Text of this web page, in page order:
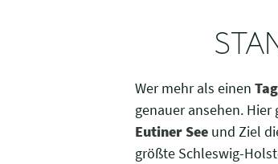
Wer mehr als einen
genauer ansehen.
Eutiner See und Ziel
größte Schleswig-